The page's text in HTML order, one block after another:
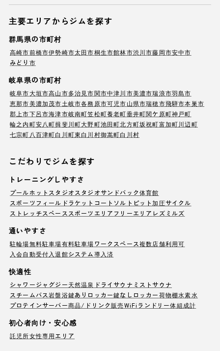
主要エリアからジムを探す
群馬県の市町村
高崎市前橋市伊勢崎市太田市桐生市館林市渋川市藤岡市安中市
みどり市
岐阜県の市町村
岐阜市大垣市高山市多治見市関市中津川市美濃市瑞浪市羽島市
恵那市美濃加茂市土岐市各務原市可児市山県市瑞穂市飛騨市本巣市
郡上市下呂市海津市岐南町笠松町養老町垂井町関ケ原町神戸町
輪之内町安八町揖斐川町大野町池田町北方町坂祝町富加町川辺町
七宗町 八百津町白川町東白川村御嵩町白川村
こだわりでジムを探す
トレーニングしやすさ
プールホットスタジオ スタジオサンドバック体育館
スポーツフィールド ラケットコート ソルトピット加圧サイクル
ストレッチスペース スポーツエリア フリーエリア レズミルズ
通いやすさ
駐輪場無料駐車場有料駐車場ワークスペース複数店舗利用可
入会自動受付 入退館システム導入済
快適性
シャワージャグジー天然温泉 ドライサウナ ミストサウナ
スチームバス岩盤浴鍵ありロッカー鍵なしロッカー荷物棚水素水
プロテインサーバー商品/ドリンク販売WiFi ランドリー体組成計
初心者向け・安心感
託児所女性専用エリア